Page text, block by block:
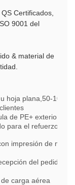
Certificados,
9001 del
& material de
hoja plana,50-100
de PE+ exterior de
para el refuerzo
impresión de
del pedido y
carga aérea